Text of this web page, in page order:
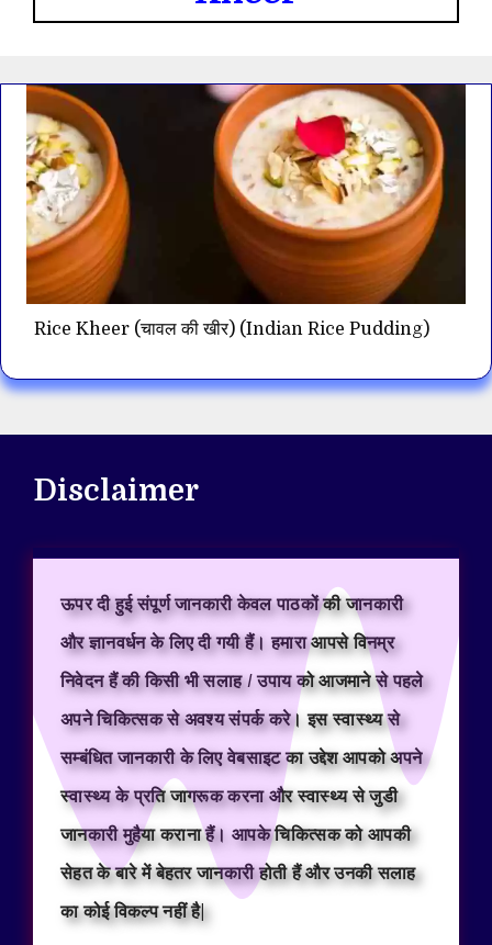
Rice Kheer (चावल की खीर) (Indian Rice Pudding)
Disclaimer
ऊपर दी हुई संपूर्ण जानकारी केवल पाठकों की जानकारी
और ज्ञानवर्धन के लिए दी गयी हैं। हमारा आपसे विनम्र
निवेदन हैं की किसी भी सलाह / उपाय को आजमाने से पहले
अपने चिकित्सक से अवश्य संपर्क करे। इस स्वास्थ्य से
सम्बंधित जानकारी के लिए वेबसाइट का उद्देश आपको अपने
स्वास्थ्य के प्रति जागरूक करना और स्वास्थ्य से जुडी
जानकारी मुहैया कराना हैं। आपके चिकित्सक को आपकी
सेहत के बारे में बेहतर जानकारी होती हैं और उनकी सलाह
का कोई विकल्प नहीं है|